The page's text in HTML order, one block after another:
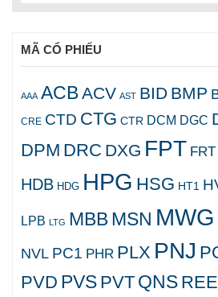
MÃ CỔ PHIẾU
AAA ACB ACV AST BID BMP
CRE CTD CTG CTR DCM DGC
DPM DRC DXG FPT FRT
HDB HDG HPG HSG HT1
LPB LTG MBBMSN MWG
NVL PC1 PHR PLX PNJ
PVD PVS PVT QNS REE